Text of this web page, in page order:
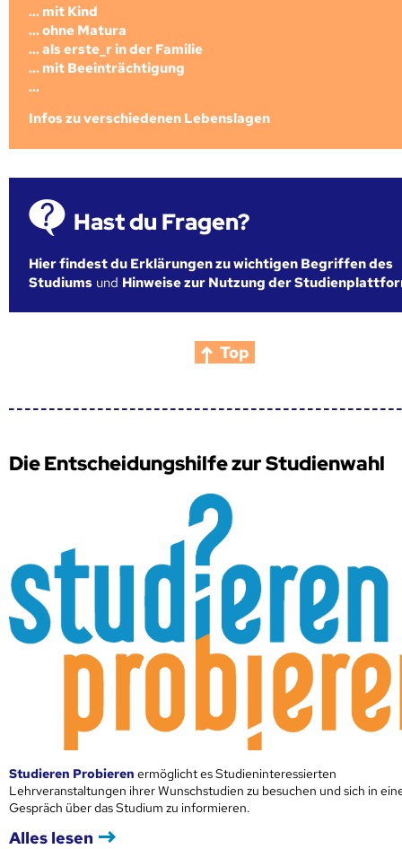
... mit Kind
... ohne Matura
... als erste_r in der Familie
... mit Beeinträchtigung
...
Infos zu verschiedenen Lebenslagen
Hast du Fragen?
Hier findest du Erklärungen zu wichtigen Begriffen des
Studiums und Hinweise zur Nutzung der
Top
Die Entscheidungshilfe zur Studienwahl
Studieren Probieren ermöglicht es Studieninteressierten
Lehrveranstaltungen ihrer Wunschstudien zu besuchen und sich in
Gespräch über das Studium zu informieren.
Alles lesen